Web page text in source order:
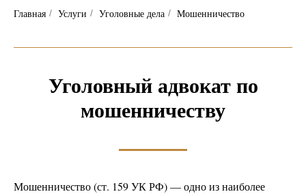
Главная / Услуги / Уголовные дела / Мошенничество
Уголовный адвокат по
мошенничеству
Мошенничество (ст. 159 УК РФ) — одно из наиболее